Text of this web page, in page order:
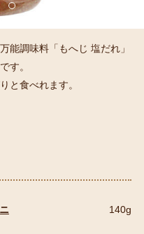
能調味料「もへじ 塩だれ」
す。
と食べれます。
140g